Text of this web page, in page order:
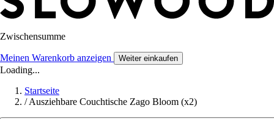
Zwischensumme
Meinen Warenkorb anzeigen Weiter einkaufen
Loading...
Startseite
/ Ausziehbare Couchtische Zago Bloom (x2)